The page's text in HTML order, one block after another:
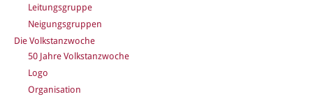
Leitungsgruppe
Neigungsgruppen
Die Volkstanzwoche
50 Jahre Volkstanzwoche
Logo
Organisation